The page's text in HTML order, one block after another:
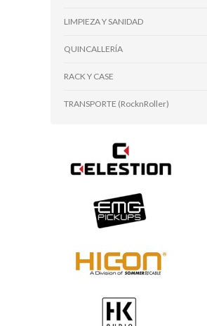
LIMPIEZA Y SANIDAD
QUINCALLERÍA
RACK Y CASE
TRANSPORTE (RocknRoller)